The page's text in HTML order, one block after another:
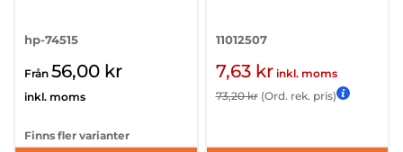
hp-74515
Från 56,00 kr
inkl. moms
Finns fler varianter
11012507
7,63 kr inkl. moms
73,20 kr (Ord. rek. pris)